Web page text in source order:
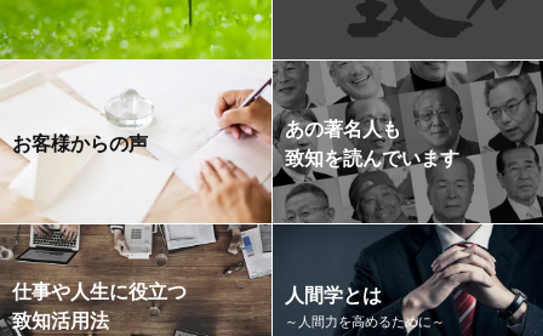
お客様からの声
あの著名人も
致知を読んでいます
仕事や人生に役立つ
致知活用法
人間学とは
～人間力を高めるために～